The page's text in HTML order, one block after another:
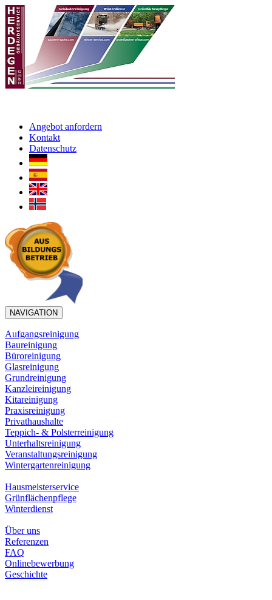
Angebot anfordern
Kontakt
Datenschutz
NAVIGATION
Aufgangsreinigung
Baureinigung
Büroreinigung
Glasreinigung
Grundreinigung
Kanzleireinigung
Kitareinigung
Praxisreinigung
Privathaushalte
Teppich- & Polsterreinigung
Unterhaltsreinigung
Veranstaltungsreinigung
Wintergartenreinigung
Hausmeisterservice
Grünflächenpflege
Winterdienst
Über uns
Referenzen
FAQ
Onlinebewerbung
Geschichte